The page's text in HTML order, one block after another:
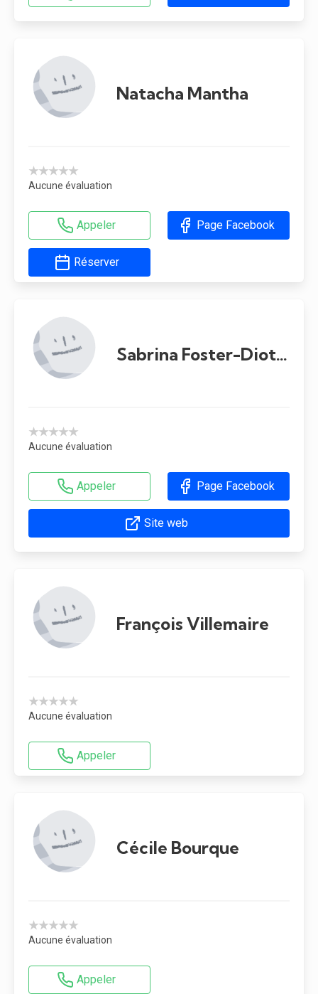
Natacha Mantha
★★★★★
Aucune évaluation
Appeler Page Facebook
Réserver
Sabrina Foster-Diotte
★★★★★
Aucune évaluation
Appeler Page Facebook
Site web
François Villemaire
★★★★★
Aucune évaluation
Appeler
Cécile Bourque
★★★★★
Aucune évaluation
Appeler